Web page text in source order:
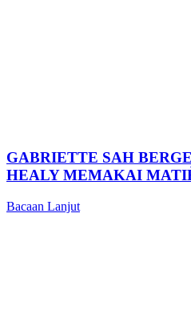
GABRIETTE SAH
HEALY MEMAKAI
Bacaan Lanjut